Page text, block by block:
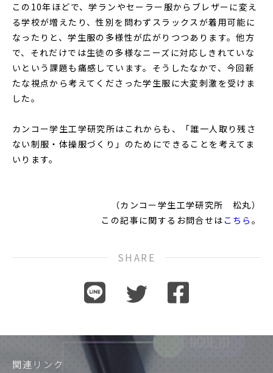
この10年ほどで、学ランやセーラー服からブレザーに変え
る学校が増えたり、性別を問わずスラックスが着用可能に
なったりと、学生服の多様性が広がりつつあります。他方
で、それだけでは生徒の多様なニーズに対応しきれていな
いという課題も痛感しています。そうしたなかで、今回新
たな視点から考えてくださった学生服に大変刺激を受けま
した。
カンコー学生工学研究所はこれからも、「誰一人取り残さ
ない制服・体操服づくり」のためにできることを考えてま
いります。
（カンコー学生工学研究所 松丸）
この記事に関するお問合せは こちら 。
SHARE
関連リンク